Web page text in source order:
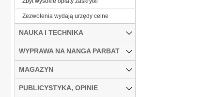
Zezwolenia wydają urzędy celne
NAUKA I TECHNIKA
WYPRAWA NA NANGA PARBAT
MAGAZYN
PUBLICYSTYKA, OPINIE